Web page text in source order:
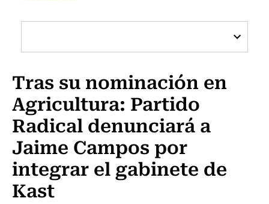
Cultura
Programas Radio y TV Usach
Tras su nominación en
Agricultura: Partido
Radical denunciará a
Jaime Campos por
integrar el gabinete de
Kast